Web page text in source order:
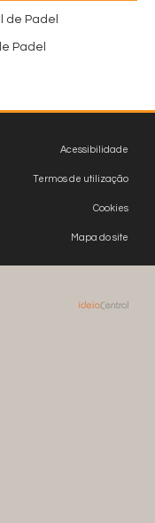
de Padel
Padel
Acessibilidade
Termos de utilização
Cookies
Mapa do site